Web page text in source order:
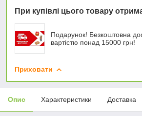
При купівлі цього товару
Подарунок! Безкоштовна
вартістю понад 15000 грн!
Приховати
Опис Характеристики Доставка